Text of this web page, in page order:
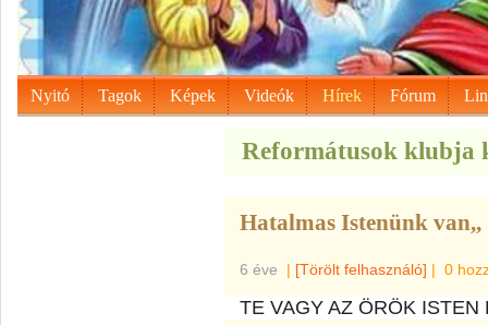
Nyitó Tagok Képek Videók Hírek Fórum
Reformátusok klubja
Hatalmas Istenünk van,,
6 éve | [Törölt felhasználó] | 0
TE VAGY AZ ÖRÖK ISTEN